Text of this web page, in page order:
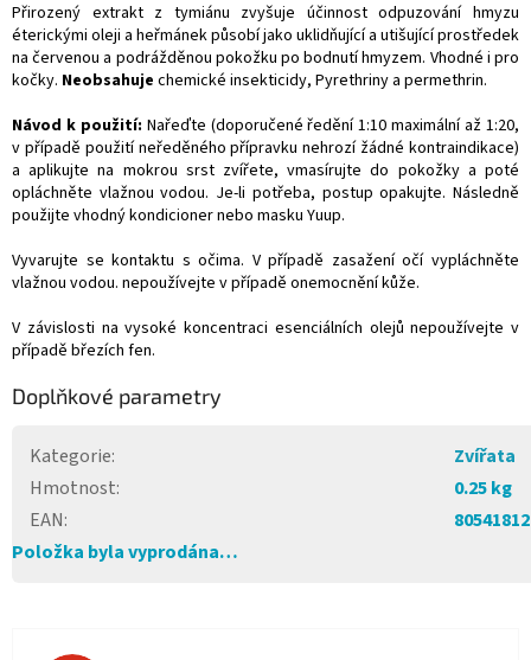
Přirozený extrakt z tymiánu zvyšuje účinnost odpuzování hmyzu
éterickými oleji a heřmánek působí jako uklidňující a utišující prostředek
na červenou a podrážděnou pokožku po bodnutí hmyzem. Vhodné i pro
kočky. Neobsahuje chemické insekticidy, Pyrethriny a permethrin.
Návod k použití: Nařeďte (doporučené ředění 1:10 maximální až 1:20,
v případě použití neředěného přípravku nehrozí žádné kontraindikace)
a aplikujte na mokrou srst zvířete, vmasírujte do pokožky a poté
opláchněte vlažnou vodou. Je-li potřeba, postup opakujte. Následně
použijte vhodný kondicioner nebo masku Yuup.
Vyvarujte se kontaktu s očima. V případě zasažení očí vypláchněte
vlažnou vodou. nepoužívejte v případě onemocnění kůže.
V závislosti na vysoké koncentraci esenciálních olejů nepoužívejte v
případě březích fen.
Doplňkové parametry
Kategorie:
Zvířata
Hmotnost:
0.25 kg
EAN:
Položka byla vyprodána…